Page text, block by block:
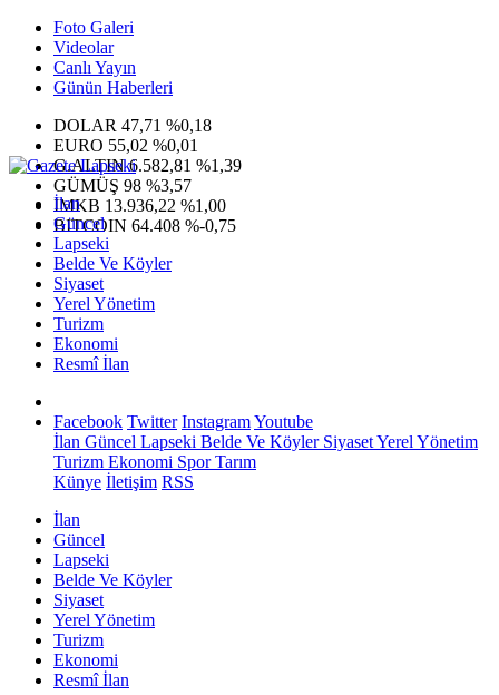
Foto Galeri
Videolar
Canlı Yayın
Günün Haberleri
DOLAR 47,71 %0,18
EURO 55,02 %0,01
G.ALTIN6.582,81 %1,39
GÜMÜŞ 98 %3,57
IMKB 13.936,22 %1,00
BITCOIN 64.408 %-0,75
İlan
Güncel
Lapseki
Belde Ve Köyler
Siyaset
Yerel Yönetim
Turizm
Ekonomi
Resmî İlan
Facebook Twitter InstagramYoutube
İlan Güncel Lapseki Belde Ve KöylerSiyasetYerel Yönetim
Turizm Ekonomi SporTarım
Künye İletişim RSS
İlan
Güncel
Lapseki
Belde Ve Köyler
Siyaset
Yerel Yönetim
Turizm
Ekonomi
Resmî İlan